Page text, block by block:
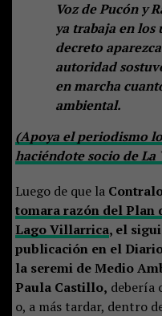
Voz de Pucón y
ya trabaja en
decreto
autoridad
en marcha
ambiental.
(Apoya el periodismo
haciéndote socio de La
Luego de que la
tomara razón del Plan
Lago Villarrica, el
publicación en el
la seremi de Medio
Paula Castillo, debería
o, a más tardar, dentro